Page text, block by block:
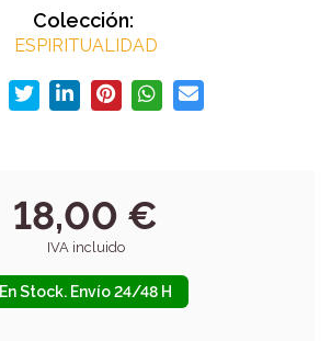
Colección:
ESPIRITUALIDAD
18,00 €
IVA incluido
En Stock. Envío 24/48 H